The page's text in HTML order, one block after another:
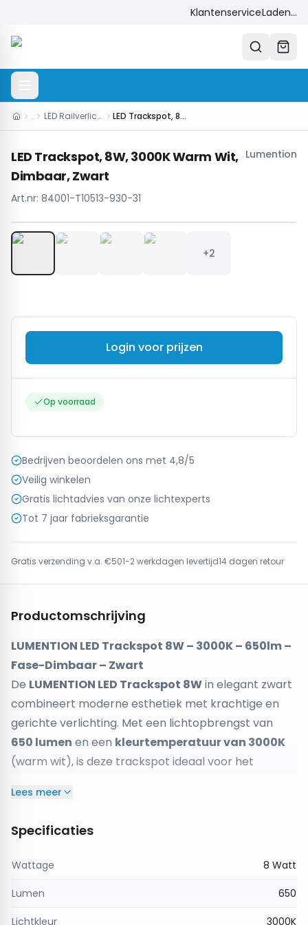
KlantenserviceLaden...
… LED Railverlichting LED Trackspot, 8W, 3000K Warm Wit, Dimbaar, Zwart
LED Trackspot, 8W, 3000K Warm Wit,
Dimbaar, Zwart
Lumention
Art.nr: 84001-T10513-930-31
+2
Login voor prijzen
Op voorraad
Bedrijven beoordelen ons met 4,8/5
Veilig winkelen
Gratis lichtadvies van onze lichtexperts
Tot 7 jaar fabrieksgarantie
Gratis verzending v.a. €501-2 werkdagen levertijd14 dagen retour
Productomschrijving
LUMENTION LED Trackspot 8W – 3000K – 650lm –
Fase-Dimbaar – Zwart
De LUMENTION LED Trackspot 8Win elegant zwart
combineert moderne esthetiek met krachtige en
gerichte verlichting. Met een lichtopbrengst van
650 lumen en een kleurtemperatuur van 3000K
(warm wit), is deze trackspot ideaal voor het
omgevingen of kunstobjecten met een warme en
Destralingshoek van 36°
perfect voor accentverlichting en het uitlichten van
producten. Dankzij de
hoge kleurweergave-index
(CRI ≥90)
blijven kleuren levendig en natuurgetrouw
Lees meer
Specificaties
Wattage 8 Watt
Lumen 650
Lichtkleur 3000K